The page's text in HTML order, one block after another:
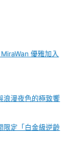
優雅加入
浪漫夜色的極致饗
限定「白金級逆齡